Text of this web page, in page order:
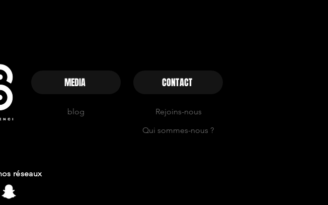
MEDIA
blog
CONTACT
Rejoins-nous
Qui sommes-nous ?
réseaux